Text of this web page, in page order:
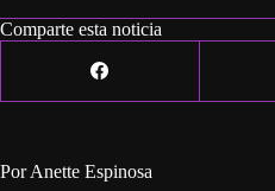
Comparte esta noticia
Por Anette Espinosa